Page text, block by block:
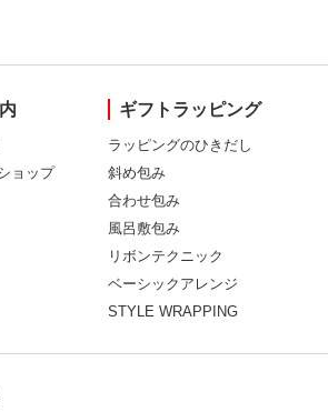
ョップ
ギフトラッピング
ラッピングのひきだし
斜め包み
合わせ包み
風呂敷包み
リボンテクニック
ベーシックアレンジ
STYLE WRAPPING